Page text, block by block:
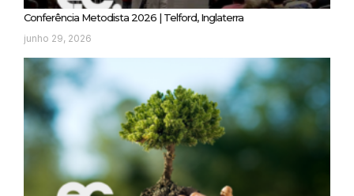
Conferência Metodista 2026 | Telford, Inglaterra
junho 29, 2026